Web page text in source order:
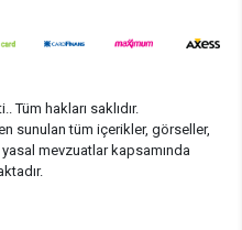
Tüm hakları saklıdır.
sunulan tüm içerikler, görseller,
mevzuatlar kapsamında